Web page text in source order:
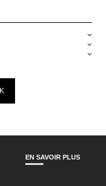
EN SAVOIR PLUS